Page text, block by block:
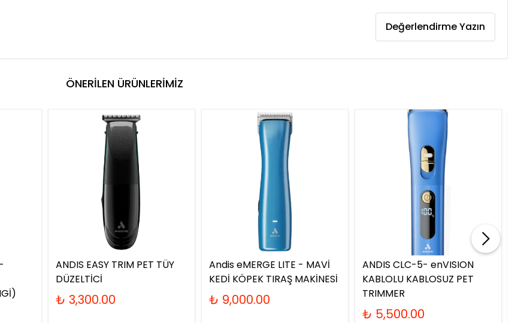
Değerlendirme Yazın
ÖNERİLEN ÜRÜNLERİMİZ
ANDIS EASY TRIM PET TÜY
DÜZELTİCİ
₺ 3,300.00
Andis eMERGE LITE - MAVİ
KEDİ KÖPEK TIRAŞ MAKİNESİ
₺ 9,000.00
ANDIS CLC-5- enVISION
KABLOLU KABLOSUZ PET
TRIMMER
₺ 5,500.00